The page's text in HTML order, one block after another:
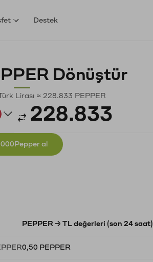
Destek
Dönüştür
Lirası ≈ 228.833 PEPPER
al
PEPPER → TL değerleri (son 24 saat)
0,50 PEPPER